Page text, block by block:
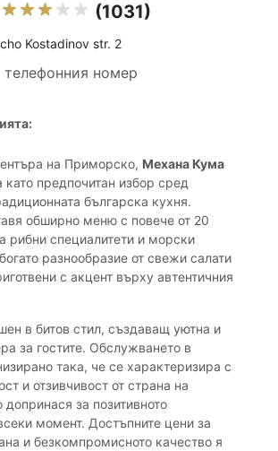
(1031)
Kostadinov str. 2
номер
на Приморско, Механа Кума
като предпочитан избор сред
българска кухня.
обширно меню с повече от 20
рибни специалитети и морски
разнообразие от свежи салати
с акцент върху автентичния
в битов стил, създаващ уютна и
за гостите. Обслужването в
така, че се характеризира с
и отзивчивост от страна на
допринася за позитивното
момент. Достъпните цени за
и безкомпромисното качество я